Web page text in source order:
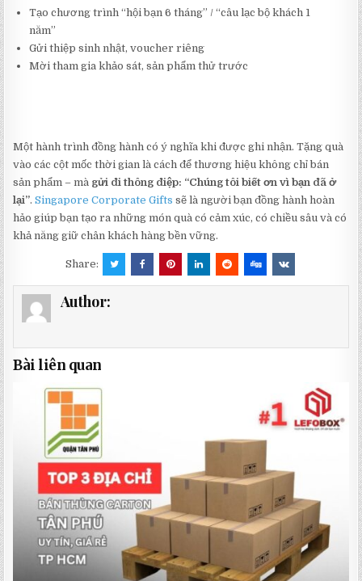
Tạo chương trình “hội bạn 6 tháng” / “câu lạc bộ khách 1
năm”
Gửi thiệp sinh nhật, voucher riêng
Mời tham gia khảo sát, sản phẩm thử trước
Một hành trình đồng hành có ý nghĩa khi được ghi nhận. Tặng quà
vào các cột mốc thời gian là cách để thương hiệu không chỉ bán
sản phẩm – mà gửi đi thông điệp: “Chúng tôi biết ơn vì bạn đã ở
lại”.Singapore Corporate Gifts sẽ là người bạn đồng hành hoàn
hảo giúp bạn tạo ra những món quà có cảm xúc, có chiều sâu và có
khả năng giữ chân khách hàng bền vững.
Share:
Author:
Bài liên quan